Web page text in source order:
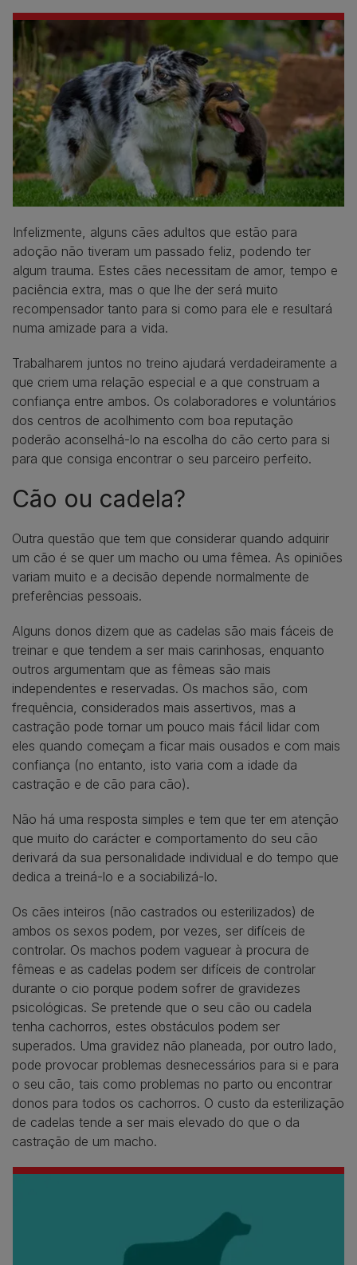
Infelizmente, alguns cães adultos que estão para
adoção não tiveram um passado feliz, podendo ter
algum trauma. Estes cães necessitam de amor, tempo e
paciência extra, mas o que lhe der será muito
recompensador tanto para si como para ele e resultará
numa amizade para a vida.
Trabalharem juntos no treino ajudará verdadeiramente a
que criem uma relação especial e a que construam a
confiança entre ambos. Os colaboradores e voluntários
dos centros de acolhimento com boa reputação
poderão aconselhá-lo na escolha do cão certo para si
para que consiga encontrar o seu parceiro perfeito.
Cão ou cadela?
Outra questão que tem que considerar quando adquirir
um cão é se quer um macho ou uma fêmea. As opiniões
variam muito e a decisão depende normalmente de
preferências pessoais.
Alguns donos dizem que as cadelas são mais fáceis de
treinar e que tendem a ser mais carinhosas, enquanto
outros argumentam que as fêmeas são mais
independentes e reservadas. Os machos são, com
frequência, considerados mais assertivos, mas a
castração pode tornar um pouco mais fácil lidar com
eles quando começam a ficar mais ousados e com mais
confiança (no entanto, isto varia com a idade da
castração e de cão para cão).
Não há uma resposta simples e tem que ter em atenção
que muito do carácter e comportamento do seu cão
derivará da sua personalidade individual e do tempo que
dedica a treiná-lo e a sociabilizá-lo.
Os cães inteiros (não castrados ou esterilizados) de
ambos os sexos podem, por vezes, ser difíceis de
controlar. Os machos podem vaguear à procura de
fêmeas e as cadelas podem ser difíceis de controlar
durante o cio porque podem sofrer de gravidezes
psicológicas. Se pretende que o seu cão ou cadela
tenha cachorros, estes obstáculos podem ser
superados. Uma gravidez não planeada, por outro lado,
pode provocar problemas desnecessários para si e para
o seu cão, tais como problemas no parto ou encontrar
donos para todos os cachorros. O custo da esterilização
de cadelas tende a ser mais elevado do que o da
castração de um macho.